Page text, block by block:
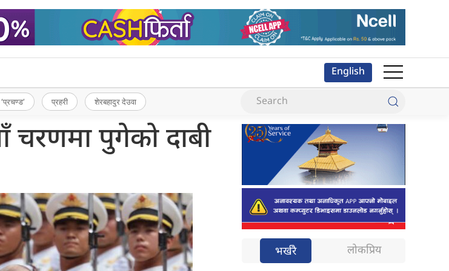
English
प्रहरी शेरबहादुर देउवा
चरणमा पुगेको दाबी
भर्खरै लोकप्रिय